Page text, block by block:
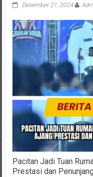
Desember 21, 2024
Pacitan Jadi Tuan
Prestasi dan